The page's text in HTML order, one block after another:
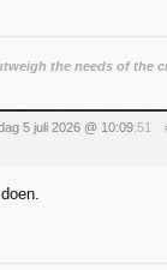
the needs of the
5 juli 2026 @ 10:09:51